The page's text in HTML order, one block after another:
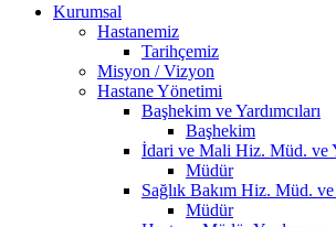
Kurumsal
Hastanemiz
Tarihçemiz
Misyon / Vizyon
Hastane Yönetimi
Başhekim ve Yardımcıları
Başhekim
İdari ve Mali Hiz. Müd. ve
Müdür
Sağlık Bakım Hiz. Müd.
Müdür